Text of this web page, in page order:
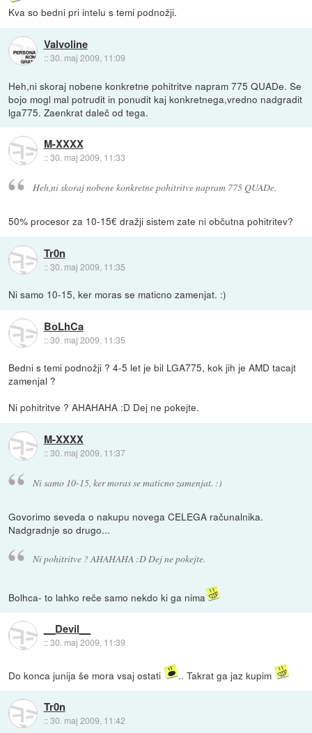
Kva so bedni pri intelu s temi podnožji.
Valvoline
::30. maj 2009, 11:09
Heh,ni skoraj nobene konkretne pohitritve napram 775 QUADe. Se
bojo mogl mal potrudit in ponudit kaj konkretnega,vredno nadgradit
lga775. Zaenkrat daleč od tega.
M-XXXX
::30. maj 2009, 11:33
Heh,ni skoraj nobene konkretne pohitritve napram 775 QUADe.
50% procesor za 10-15€ dražji sistem zate ni občutna pohitritev?
Tr0n
::30. maj 2009, 11:35
Ni samo 10-15, ker moras se maticno zamenjat. :)
BoLhCa
::30. maj 2009, 11:35
Bedni s temi podnožji ? 4-5 let je bil LGA775, kok jih je AMD tacajt
zamenjal ?
Ni pohitritve ? AHAHAHA :D Dej ne pokejte.
M-XXXX
::30. maj 2009, 11:37
Ni samo 10-15, ker moras se maticno zamenjat. :)
Govorimo seveda o nakupu novega CELEGA računalnika.
Nadgradnje so drugo...
Ni pohitritve ? AHAHAHA :D Dej ne pokejte.
Bolhca- to lahko reče samo nekdo ki ga nima
__Devil__
::30. maj 2009, 11:39
Do konca junija še mora vsaj ostati .. Takrat ga jaz kupim
Tr0n
::30. maj 2009, 11:42